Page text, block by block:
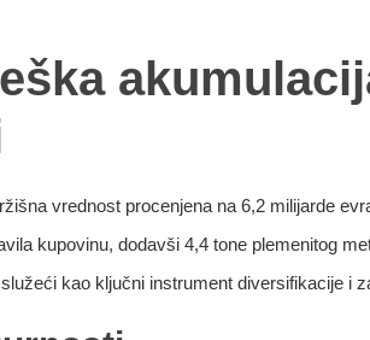
vrednost procenjena na 6,2 milijarde
kupovinu, dodavši 4,4 tone plemenitog
kao ključni instrument diversifikacije i